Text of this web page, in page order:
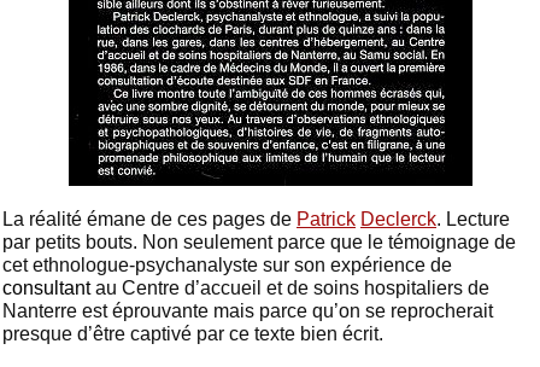
La réalité émane de ces pages de Patrick Declerck. Lecture
par petits bouts. Non seulement parce que le témoignage de
cet ethnologue-psychanalyste sur son expérience de
consultantau Centre d’accueil et de soins hospitaliers de
Nanterre est éprouvante mais parce qu’on se reprocherait
presque d’être captivé par ce texte bien écrit.